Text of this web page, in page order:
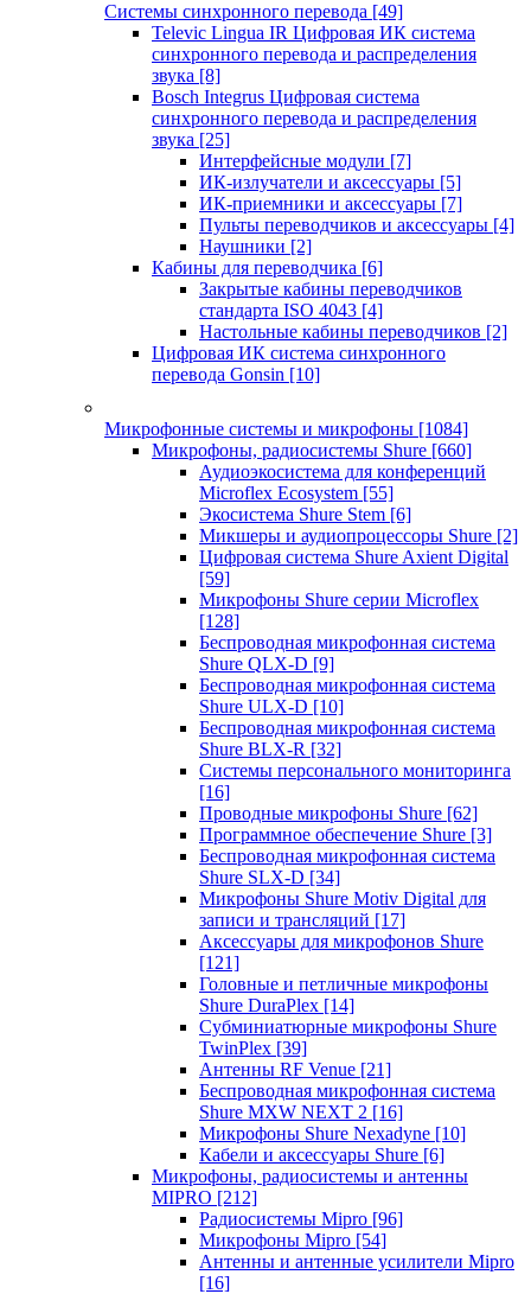
Системы синхронного перевода [49]
Televic Lingua IR Цифровая ИК система
синхронного перевода и распределения
звука [8]
Bosch Integrus Цифровая система
синхронного перевода и распределения
звука [25]
Интерфейсные модули [7]
ИК-излучатели и аксессуары [5]
ИК-приемники и аксессуары [7]
Пульты переводчиков и аксессуары [4]
Наушники [2]
Кабины для переводчика [6]
Закрытые кабины переводчиков
стандарта ISO 4043 [4]
Настольные кабины переводчиков [2]
Цифровая ИК система синхронного
перевода Gonsin [10]
Микрофонные системы и микрофоны [1084]
Микрофоны, радиосистемы Shure [660]
Аудиоэкосистема для конференций
Microflex Ecosystem [55]
Экосистема Shure Stem [6]
Микшеры и аудиопроцессоры Shure [2]
Цифровая система Shure Axient Digital
[59]
Микрофоны Shure серии Microflex
[128]
Беспроводная микрофонная система
Shure QLX-D [9]
Беспроводная микрофонная система
Shure ULX-D [10]
Беспроводная микрофонная система
Shure BLX-R [32]
Системы персонального мониторинга
[16]
Проводные микрофоны Shure [62]
Программное обеспечение Shure [3]
Беспроводная микрофонная система
Shure SLX-D [34]
Микрофоны Shure Motiv Digital для
записи и трансляций [17]
Аксессуары для микрофонов Shure
[121]
Головные и петличные микрофоны
Shure DuraPlex [14]
Субминиатюрные микрофоны Shure
TwinPlex [39]
Антенны RF Venue [21]
Беспроводная микрофонная система
Shure MXW NEXT 2 [16]
Микрофоны Shure Nexadyne [10]
Кабели и аксессуары Shure [6]
Микрофоны, радиосистемы и антенны
MIPRO [212]
Радиосистемы Mipro [96]
Микрофоны Mipro [54]
Антенны и антенные усилители Mipro
[16]